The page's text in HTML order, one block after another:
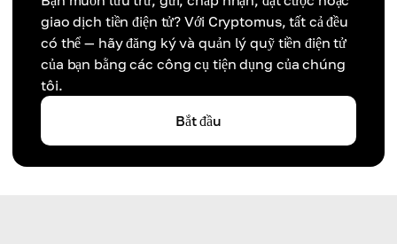
giao dịch tiền điện tử? Với Cryptomus, tất cả đều
có thể — hãy đăng ký và quản lý quỹ tiền điện tử
của bạn bằng các công cụ tiện dụng của chúng
tôi.
Bắt đầu